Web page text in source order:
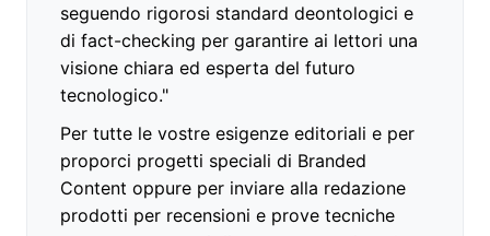
seguendo rigorosi standard deontologici e
di fact-checking per garantire ai lettori una
visione chiara ed esperta del futuro
tecnologico."
Per tutte le vostre esigenze editoriali e per
proporci progetti speciali di Branded
Content oppure per inviare alla redazione
prodotti per recensioni e prove tecniche